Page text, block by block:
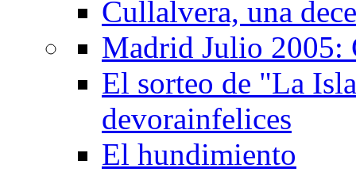
Cullalvera, una
Madrid Julio 2005:
El sorteo de "La
devorainfelices
El hundimiento